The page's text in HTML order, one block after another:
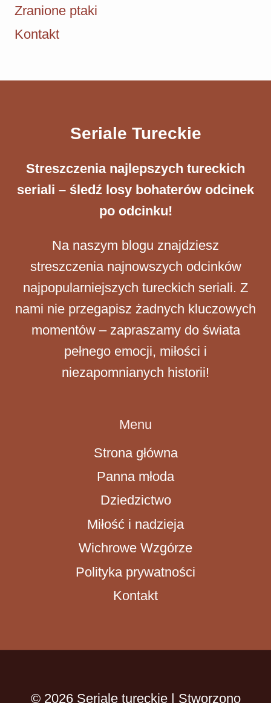
Zranione ptaki
Kontakt
Seriale Tureckie
Streszczenia ​najlepszych tureckich
seriali – śledź losy bohaterów odcinek
po odcinku!
Na naszym blogu znajdziesz
streszczenia najnowszych odcinków
najpopularniejszych tureckich seriali. Z
nami nie przegapisz żadnych kluczowych
momentów – zapraszamy do świata
pełnego emocji, miłości i
niezapomnianych historii!
Menu
Strona główna
Panna młoda
Dziedzictwo
Miłość i nadzieja
Wichrowe Wzgórze
Polityka prywatności
Kontakt
© 2026 Seriale tureckie | Stworzono